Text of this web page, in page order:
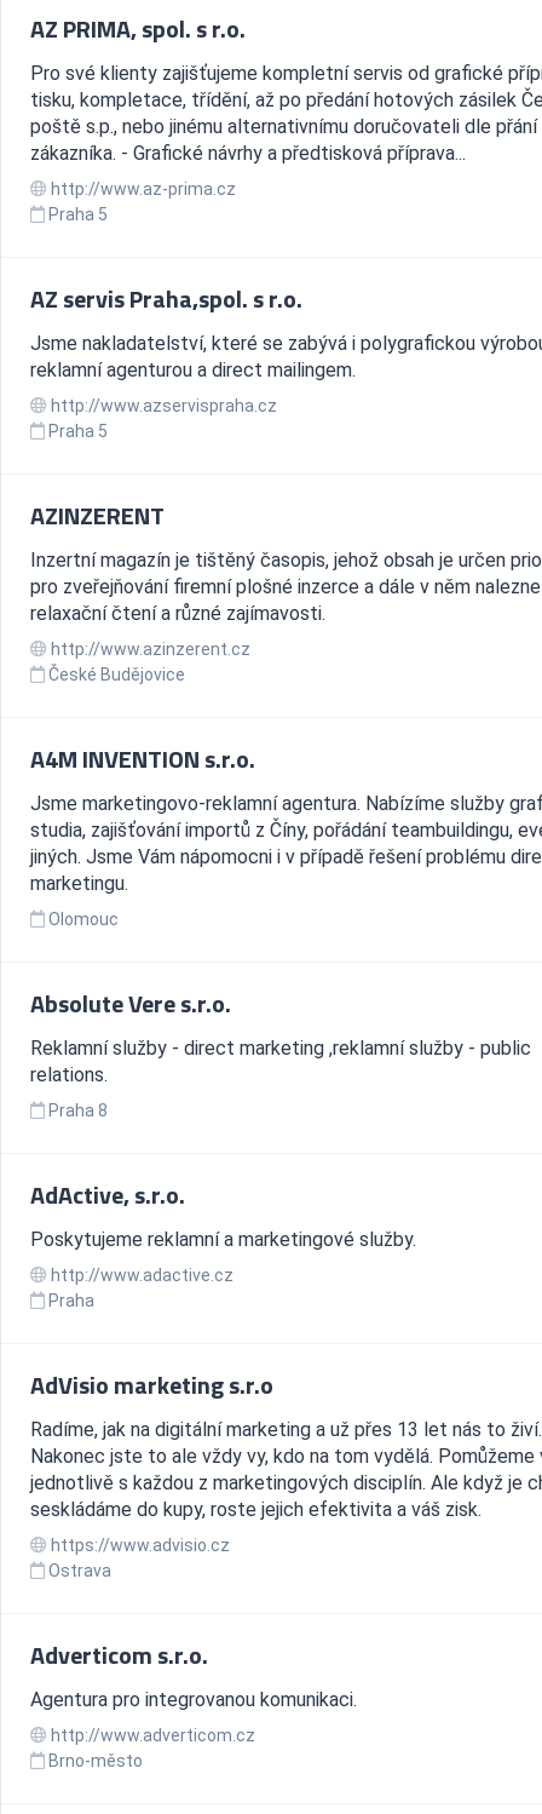
AZ PRIMA, spol. s r.o.
Pro své klienty zajišťujeme kompletní servis od grafické
tisku, kompletace, třídění, až po předání hotových zásilek
poště s.p., nebo jinému alternativnímu doručovateli dle přání
zákazníka. - Grafické návrhy a předtisková příprava...
http://www.az-prima.cz
Praha 5
AZ servis Praha,spol. s r.o.
Jsme nakladatelství, které se zabývá i polygrafickou
reklamní agenturou a direct mailingem.
http://www.azservispraha.cz
Praha 5
AZINZERENT
Inzertní magazín je tištěný časopis, jehož obsah je určen
pro zveřejňování firemní plošné inzerce a dále v něm
relaxační čtení a různé zajímavosti.
http://www.azinzerent.cz
České Budějovice
A4M INVENTION s.r.o.
Jsme marketingovo-reklamní agentura. Nabízíme služby
studia, zajišťování importů z Číny, pořádání teambuildingu,
jiných. Jsme Vám nápomocni i v případě řešení problému
marketingu.
Olomouc
Absolute Vere s.r.o.
Reklamní služby - direct marketing ,reklamní služby - public
relations.
Praha 8
AdActive, s.r.o.
Poskytujeme reklamní a marketingové služby.
http://www.adactive.cz
Praha
AdVisio marketing s.r.o
Radíme, jak na digitální marketing a už přes 13 let nás to živí.
Nakonec jste to ale vždy vy, kdo na tom vydělá. Pomůžeme
jednotlivě s každou z marketingových disciplín. Ale když je
seskládáme do kupy, roste jejich efektivita a váš zisk.
https://www.advisio.cz
Ostrava
Adverticom s.r.o.
Agentura pro integrovanou komunikaci.
http://www.adverticom.cz
Brno-město